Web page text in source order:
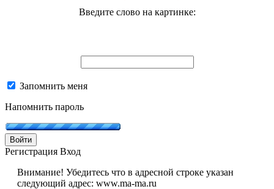
Введите слово на картинке:
Запомнить меня
Напомнить пароль
Войти
Регистрация Вход
Внимание! Убедитесь что в адресной строке указан
следующий адрес: www.ma-ma.ru